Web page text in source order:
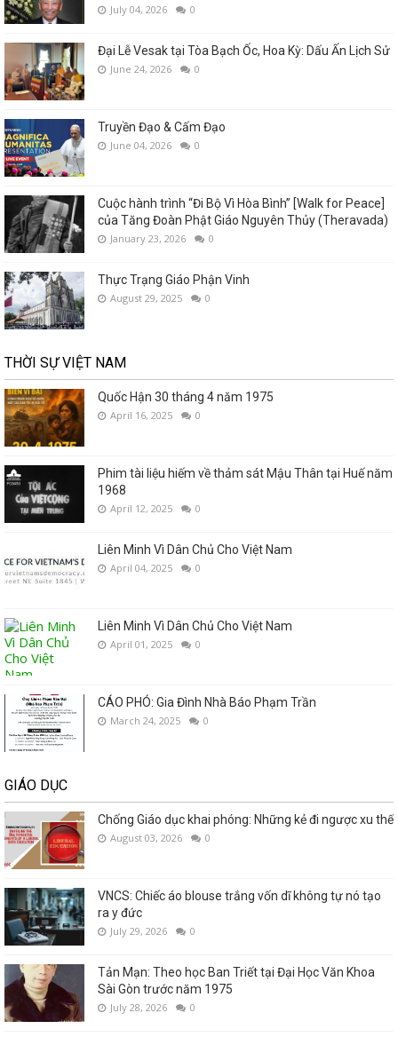
July 04, 2026 0
Đại Lễ Vesak tại Tòa Bạch Ốc, Hoa Kỳ: Dấu Ấn Lịch Sử
June 24, 2026 0
Truyền Đạo & Cấm Đạo
June 04, 2026 0
Cuộc hành trình “Đi Bộ Vì Hòa Bình” [Walk for Peace]
của Tăng Đoàn Phật Giáo Nguyên Thủy (Theravada)
January 23, 2026 0
Thực Trạng Giáo Phận Vinh
August 29, 2025 0
THỜI SỰ VIỆT NAM
Quốc Hận 30 tháng 4 năm 1975
April 16, 2025 0
Phim tài liệu hiếm về thảm sát Mậu Thân tại Huế năm
1968
April 12, 2025 0
Liên Minh Vì Dân Chủ Cho Việt Nam
April 04, 2025 0
Liên Minh Vì Dân Chủ Cho Việt Nam
April 01, 2025 0
CÁO PHÓ: Gia Đình Nhà Báo Phạm Trần
March 24, 2025 0
GIÁO DỤC
Chống Giáo dục khai phóng: Những kẻ đi ngược xu thế
August 03, 2026 0
VNCS: Chiếc áo blouse trắng vốn dĩ không tự nó tạo
ra y đức
July 29, 2026 0
Tản Mạn: Theo học Ban Triết tại Đại Học Văn Khoa
Sài Gòn trước năm 1975
July 28, 2026 0